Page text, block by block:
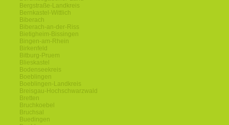
Bergstraße-Landkreis
Bernkastel-Wittlich
Biberach
Biberach-an-der-Riss
Bietigheim-Bissingen
Bingen-am-Rhein
Birkenfeld
Bitburg-Pruem
Blieskastel
Bodenseekreis
Boeblingen
Boeblingen-Landkreis
Breisgau-Hochschwarzwald
Bretten
Bruchkoebel
Bruchsal
Buedingen